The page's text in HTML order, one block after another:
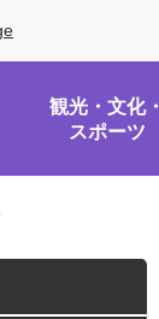
観光・文化・
スポーツ